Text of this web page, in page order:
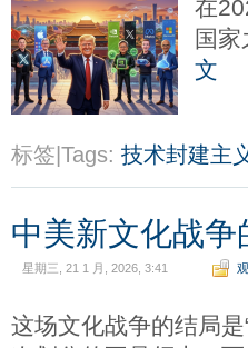
在
国
文
标签|Tags: 技术封建主
中美新文化战争
星期三, 21 1 月, 2026, 3:41
这场文化战争的结局